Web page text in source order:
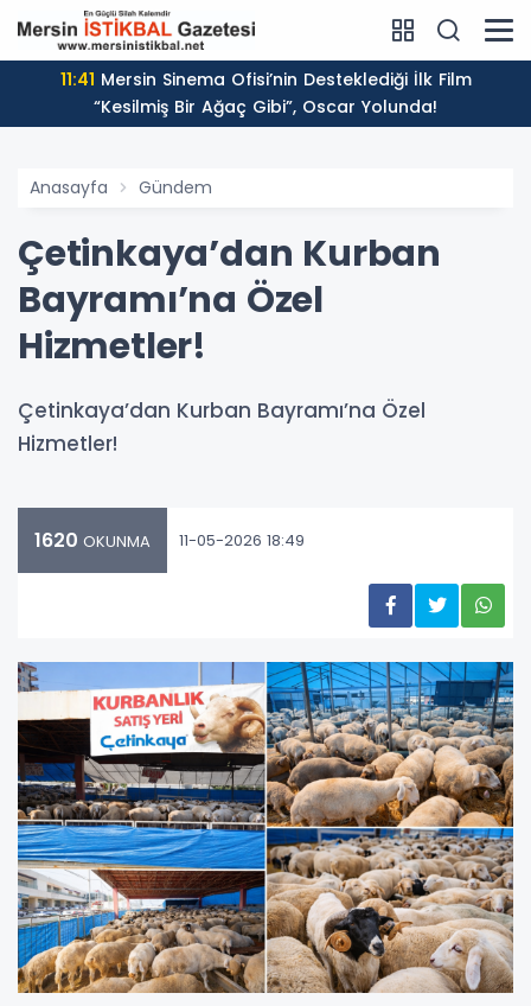
11:41
“Kesilmiş Bir Ağaç Gibi”, Oscar Yolunda!
Anasayfa Gündem
Çetinkaya’dan Kurban
Bayramı’na Özel
Hizmetler!
Çetinkaya’dan Kurban Bayramı’na Özel
Hizmetler!
1620 OKUNMA 11-05-2026 18:49